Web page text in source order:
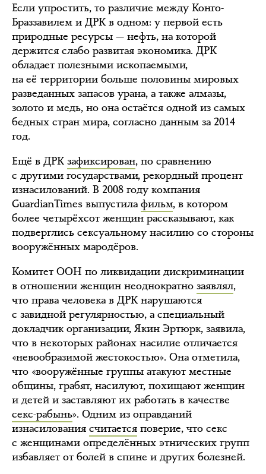
Если упростить, то различие между Конго-
Браззавилем и ДРК в одном: у первой есть
природные ресурсы — нефть, на которой
держится слабо развитая экономика. ДРК
обладает полезными ископаемыми,
на её территории больше половины мировых
разведанных запасов урана, а также алмазы,
золото и медь, но она остаётся одной из самых
бедных стран мира, согласно данным за 2014
год.
Ещё в ДРК зафиксирован, по сравнению
с другими государствами, рекордный процент
изнасилований. В 2008 году компания
GuardianTimes выпустила фильм, в котором
более четырёхсот женщин рассказывают, как
подверглись сексуальному насилию со стороны
вооружённых мародёров.
Комитет ООН по ликвидации дискриминации
в отношении женщин неоднократно заявлял,
что права человека в ДРК нарушаются
с завидной регулярностью, а специальный
докладчик организации, Якин Эртюрк, заявила,
что в некоторых районах насилие отличается
«невообразимой жестокостью». Она отметила,
что «вооружённые группы атакуют местные
общины, грабят, насилуют, похищают женщин
и детей и заставляют их работать в качестве
секс-рабынь». Одним из оправданий
изнасилования считается поверие, что секс
с женщинами определённых этнических групп
избавляет от болей в спине и других болезней.